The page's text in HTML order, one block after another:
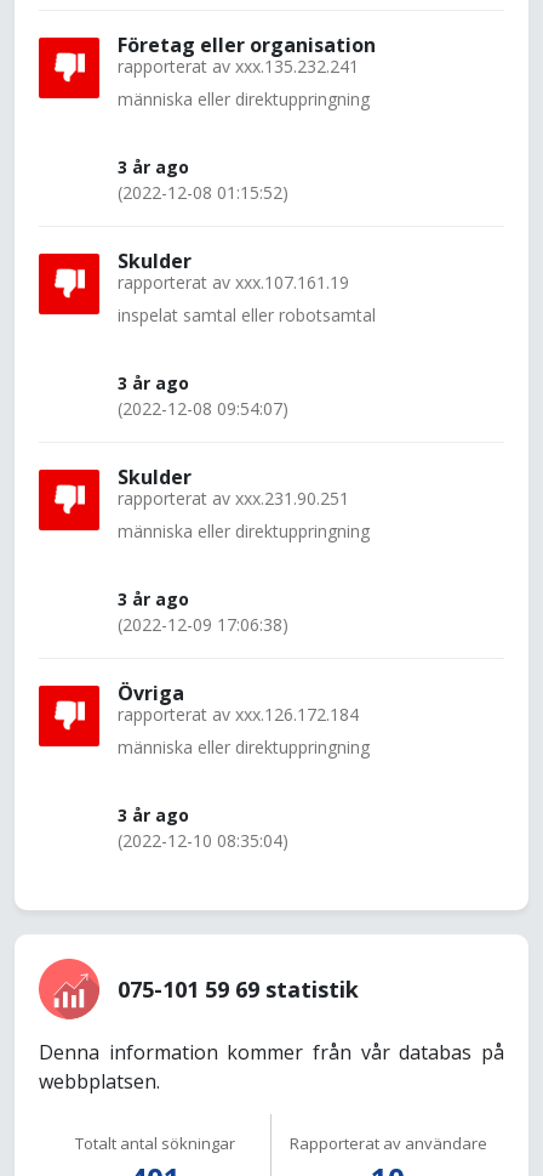
Företag eller organisation
rapporterat av xxx.135.232.241
människa eller direktuppringning
3 år ago
(2022-12-08 01:15:52)
Skulder
rapporterat av xxx.107.161.19
inspelat samtal eller robotsamtal
3 år ago
(2022-12-08 09:54:07)
Skulder
rapporterat av xxx.231.90.251
människa eller direktuppringning
3 år ago
(2022-12-09 17:06:38)
Övriga
rapporterat av xxx.126.172.184
människa eller direktuppringning
3 år ago
(2022-12-10 08:35:04)
075-101 59 69 statistik
Denna information kommer från vår databas på
webbplatsen.
Totalt antal sökningar Rapporterat av användare